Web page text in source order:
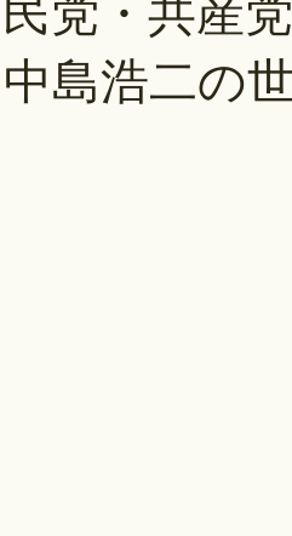
列伝 鬼滅の刃 ONEPIECE
党・共産
島浩二の